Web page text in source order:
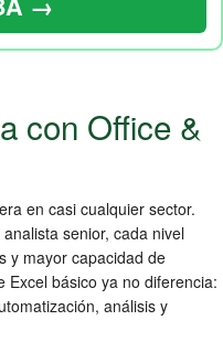
con Office &
en casi cualquier sector.
senior, cada nivel
y mayor capacidad de
básico ya no diferencia:
análisis y